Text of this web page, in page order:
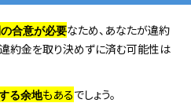
合意が必要なため、あなたが違約
約金を取り決めずに済む可能性は
る余地もあるでしょう。